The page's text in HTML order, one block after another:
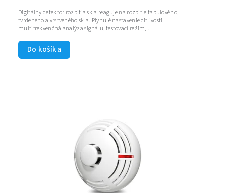
Do košíka
Digitálny detektor rozbitia skla reaguje na rozbitie tabuľového,
tvrdeného a vrstveného skla. Plynulé nastavenie citlivosti,
multifrekvenčná analýza signálu, testovací režim,...